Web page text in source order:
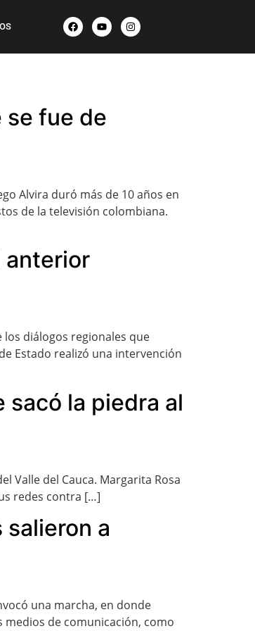
se fue de
Alvira duró más de 10 años en
de la televisión colombiana.
anterior
diálogos regionales que
Estado realizó una intervención
sacó la piedra al
Valle del Cauca. Margarita Rosa
redes contra […]
salieron a
una marcha, en donde
de comunicación, como